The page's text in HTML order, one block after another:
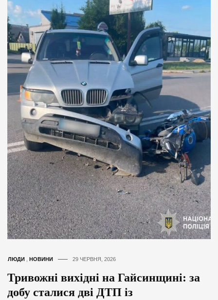
ЛЮДИ НОВИНИ 29 ЧЕРВНЯ, 2026
Тривожні вихідні на Гайсинщині: за
добу сталися дві ДТП із